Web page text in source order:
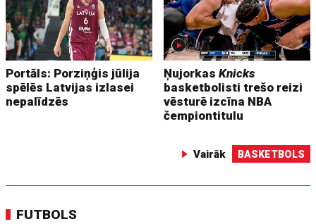
Portāls: Porziņģis jūlija
spēlēs Latvijas izlasei
nepalīdzēs
ŅujorkasKnicks
basketbolisti trešo reizi
vēsturē izcīna NBA
čempiontitulu
Vairāk BASKETBOLS
FUTBOLS